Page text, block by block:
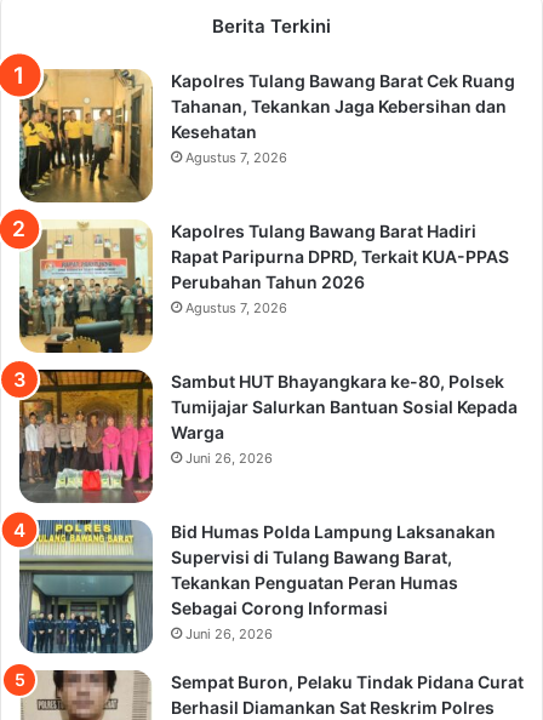
Berita Terkini
Kapolres Tulang Bawang Barat Cek Ruang
Tahanan, Tekankan Jaga Kebersihan dan
Kesehatan
Agustus 7, 2026
Kapolres Tulang Bawang Barat Hadiri
Rapat Paripurna DPRD, Terkait KUA-PPAS
Perubahan Tahun 2026
Agustus 7, 2026
Sambut HUT Bhayangkara ke-80, Polsek
Tumijajar Salurkan Bantuan Sosial Kepada
Warga
Juni 26, 2026
Bid Humas Polda Lampung Laksanakan
Supervisi di Tulang Bawang Barat,
Tekankan Penguatan Peran Humas
Sebagai Corong Informasi
Juni 26, 2026
Sempat Buron, Pelaku Tindak Pidana Curat
Berhasil Diamankan Sat Reskrim Polres